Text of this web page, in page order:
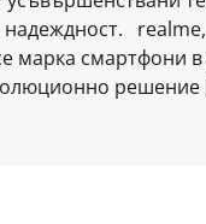
надеждност.
марка смартфони в
решение